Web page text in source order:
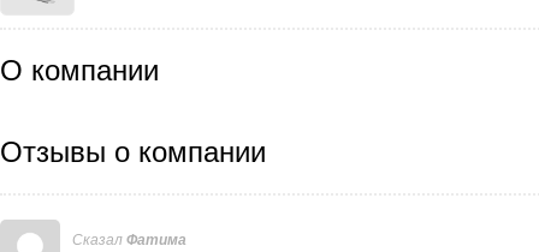
О компании
Отзывы о компании
Сказал Фатима